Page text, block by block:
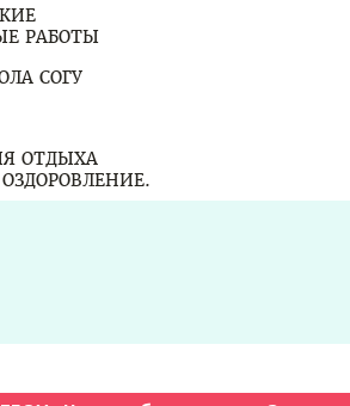
РАБОТЫ
СОГУ
ОТДЫХА